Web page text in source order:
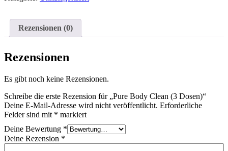
Rezensionen (0)
Rezensionen
Es gibt noch keine Rezensionen.
Schreibe die erste Rezension für „Pure Body Clean (3 Dosen)“
Deine E-Mail-Adresse wird nicht veröffentlicht. Erforderliche
Felder sind mit * markiert
Deine Bewertung *
Deine Rezension *